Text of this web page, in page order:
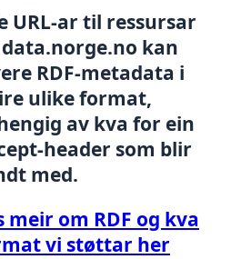
URL-ar til ressursar
kan
RDF-metadata i
ulike format,
av kva for ein
header som blir
med.
meir om RDF og kva
vi støttar her